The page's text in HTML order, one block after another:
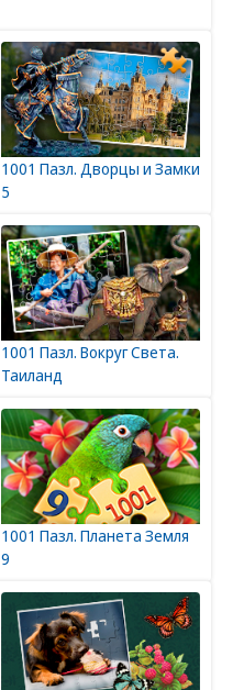
1001 Пазл. Дворцы и Замки
5
1001 Пазл. Вокруг Света.
Таиланд
1001 Пазл. Планета Земля
9